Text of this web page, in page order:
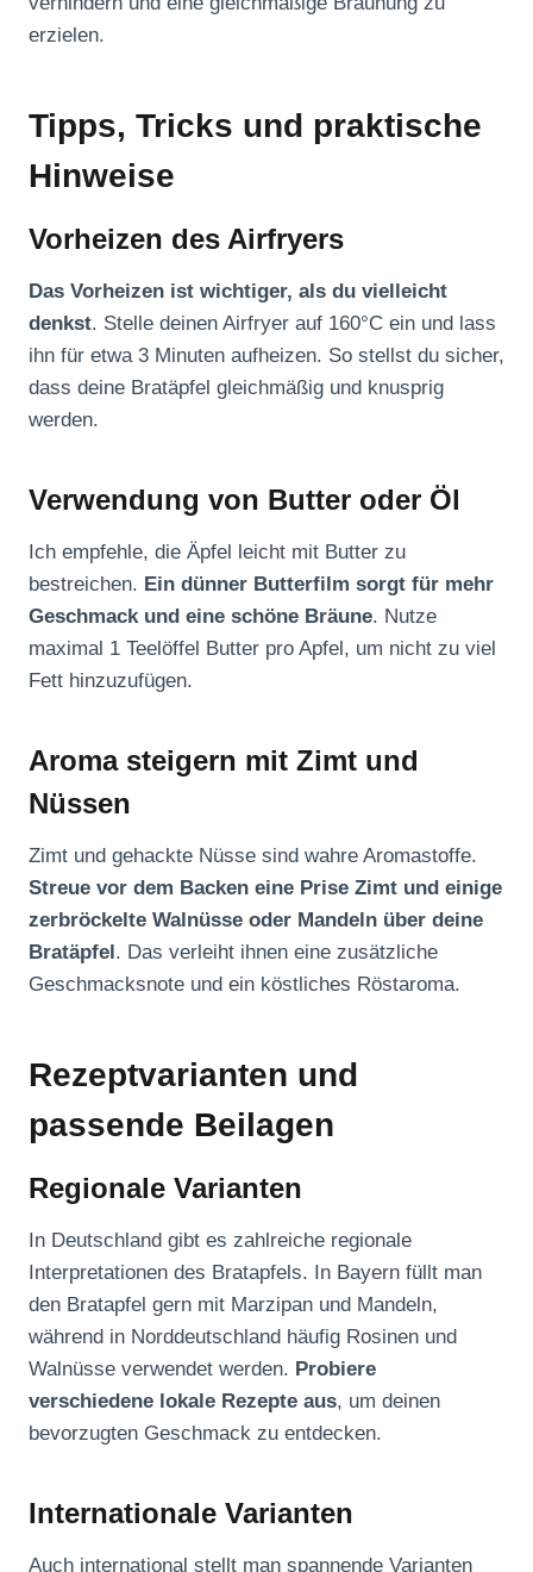
erzielen.
Tipps, Tricks und praktische
Hinweise
Vorheizen des Airfryers
Das Vorheizen ist wichtiger, als du vielleicht
denkst. Stelle deinen Airfryer auf 160°C ein und lass
ihn für etwa 3 Minuten aufheizen. So stellst du sicher,
dass deine Bratäpfel gleichmäßig und knusprig
werden.
Verwendung von Butter oder Öl
Ich empfehle, die Äpfel leicht mit Butter zu
bestreichen. Ein dünner Butterfilm sorgt für mehr
Geschmack und eine schöne Bräune. Nutze
maximal 1 Teelöffel Butter pro Apfel, um nicht zu viel
Fett hinzuzufügen.
Aroma steigern mit Zimt und
Nüssen
Zimt und gehackte Nüsse sind wahre Aromastoffe.
Streue vor dem Backen eine Prise Zimt und einige
zerbröckelte Walnüsse oder Mandeln über deine
Bratäpfel. Das verleiht ihnen eine zusätzliche
Geschmacksnote und ein köstliches Röstaroma.
Rezeptvarianten und
passende Beilagen
Regionale Varianten
In Deutschland gibt es zahlreiche regionale
Interpretationen des Bratapfels. In Bayern füllt man
den Bratapfel gern mit Marzipan und Mandeln,
während in Norddeutschland häufig Rosinen und
Walnüsse verwendet werden. Probiere
verschiedene lokale Rezepte aus, um deinen
bevorzugten Geschmack zu entdecken.
Internationale Varianten
Auch international stellt man spannende Varianten